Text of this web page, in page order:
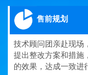
售前规划
技术顾问团亲赴现场
提出整改方案和措施
的效果，达成一致进